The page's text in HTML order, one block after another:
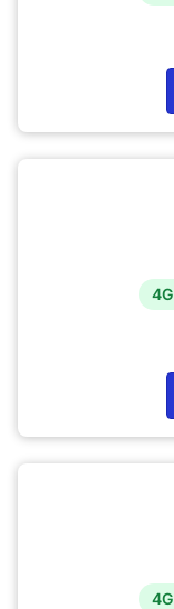
4G
4G